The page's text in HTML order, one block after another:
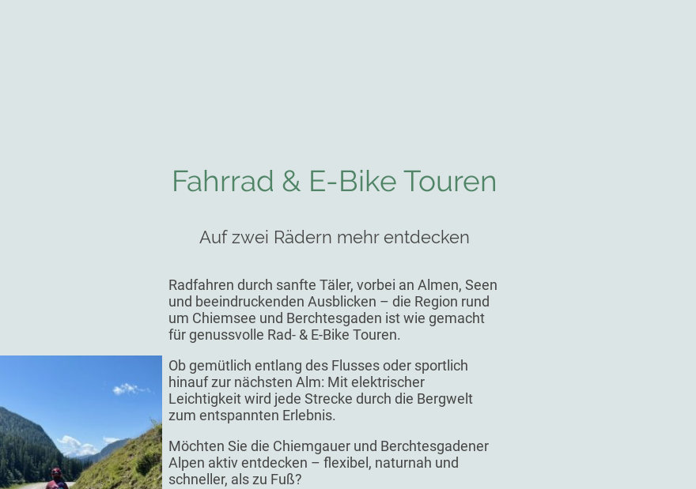
Fahrrad & E-Bike Touren
Auf zwei Rädern mehr entdecken
Radfahren durch sanfte Täler, vorbei an Almen, Seen
und beeindruckenden Ausblicken – die Region rund
um Chiemsee und Berchtesgaden ist wie gemacht
für genussvolle Rad- & E-Bike Touren.
Ob gemütlich entlang des Flusses oder sportlich
hinauf zur nächsten Alm: Mit elektrischer
Leichtigkeit wird jede Strecke durch die Bergwelt
zum entspannten Erlebnis.
Möchten Sie die Chiemgauer und Berchtesgadener
Alpen aktiv entdecken – flexibel, naturnah und
schneller, als zu Fuß?